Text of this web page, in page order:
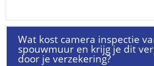
Wat kost camera inspectie
spouwmuur en krijg je dit
door je verzekering?